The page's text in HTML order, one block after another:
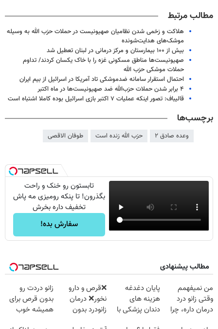
مطالب مرتبط
هلاکت و زخمی شدن نظامیان صهیونیست در حملات حزب الله به وسیله
موشک‌های هدایت‌شونده
بیش از ۱۰۰ بیمارستان و مرکز درمانی در لبنان تعطیل شد
صهیونیست‌ها مناطق مسکونی غزه را با خاک یکسان کردند/ تداوم
حملات موشکی حزب الله
احتمال استقرار سامانه ضدموشکی تاد آمریکا در اسرائیل از بیم ایران
۴ برابر شدن حملات حزب‌الله ضد صهیونیست‌ها در ماه اکتبر
قالیباف: تصور اینکه عملیات ۷ اکتبر بازی اسرائیل بوده کاملا اشتباه است
برچسب‌ها
وعده صادق ۲ حزب الله زنده است طوفان الاقصی
تابستون رو خنک و راحت
بگذرون! تا پنکه رومیزی مه پاش
تخفیف داره بخرش
سفارش بده!
مطالب پیشنهادی
من نمیفهمم
وقتی زانو درد
درمان داره، چرا
پایان دغدغه
هزینه های
دندان پزشکی با
❌قرص‌ و دارو
نخور❌ درمان
زانودرد بدون
زانو دردت رو
بدون قرص برای
همیشه خوب